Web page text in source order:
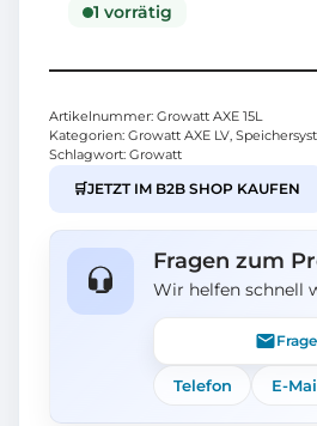
1 vorrätig
Artikelnummer: Growatt AXE 15L
Kategorien: Growatt AXE LV,
Schlagwort: Growatt
🛒JETZT IM B2B SHOP KAUFEN
Fragen zum
Wir helfen schnell
Telefon E-